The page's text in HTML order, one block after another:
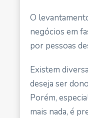
O
negócios em
por pessoas
Existem
deseja ser
Porém,
mais nada, é